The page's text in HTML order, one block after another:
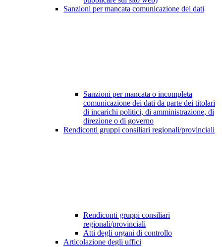
Sanzioni per mancata comunicazione dei dati
Sanzioni per mancata o incompleta
comunicazione dei dati da parte dei titolari
di incarichi politici, di amministrazione, di
direzione o di governo
Rendiconti gruppi consiliari regionali/provinciali
Rendiconti gruppi consiliari
regionali/provinciali
Atti degli organi di controllo
Articolazione degli uffici